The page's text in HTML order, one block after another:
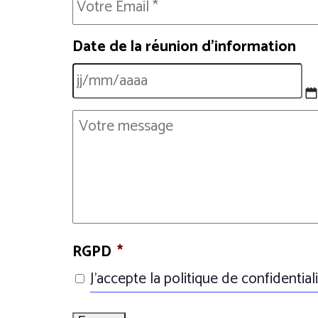
Date de la réunion d'information
Corps
RGPD *
J’accepte la politique de